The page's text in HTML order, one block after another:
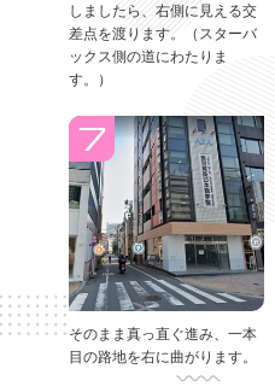
しましたら、右側に見える交
差点を渡ります。（スターバ
ックス側の道にわたりま
す。）
そのまま真っ直ぐ進み、一本
目の路地を右に曲がります。